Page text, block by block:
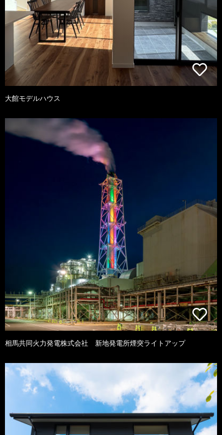
大館モデルハウス
相馬共同火力発電株式会社 新地発電所煙突ライトアップ